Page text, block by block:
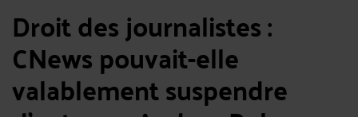
Droit des journalistes :
CNews pouvait-elle
valablement suspendre